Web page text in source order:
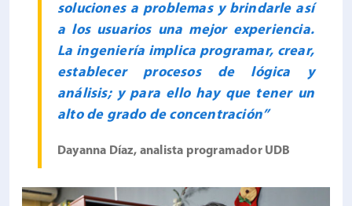
soluciones a problemas y brindarle así
a los usuarios una mejor experiencia.
La ingeniería implica programar, crear,
establecer procesos de lógica y
análisis; y para ello hay que tener un
alto de grado de concentración”
Dayanna Díaz, analista programador UDB